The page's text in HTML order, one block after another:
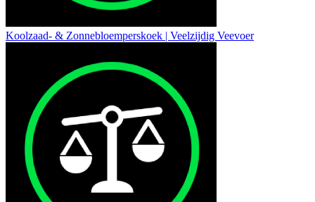
Koolzaad- & Zonnebloemperskoek | Veelzijdig Veevoer